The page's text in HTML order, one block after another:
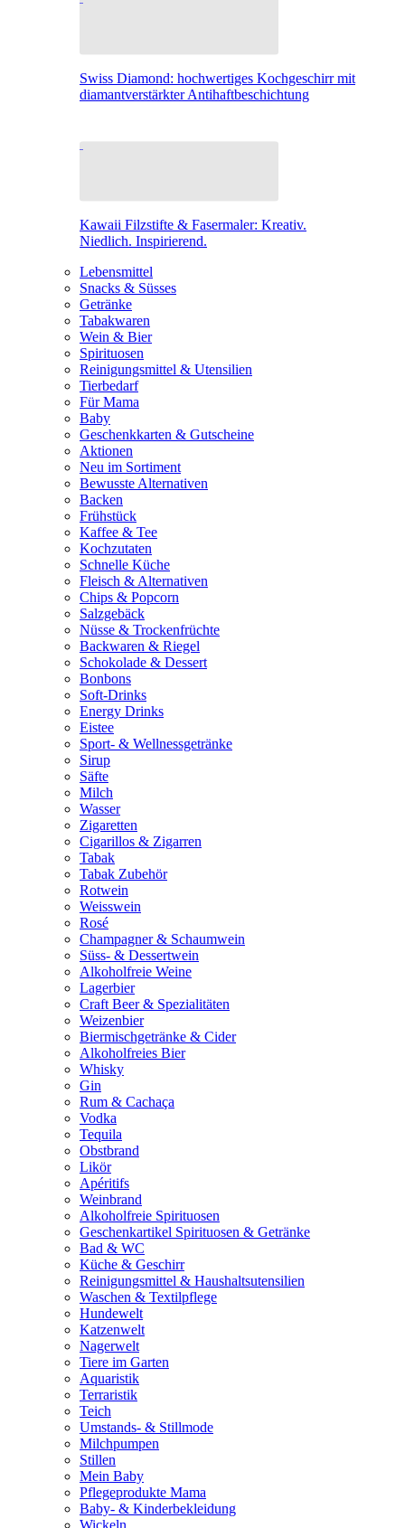
Swiss Diamond: hochwertiges Kochgeschirr mit
diamantverstärkter Antihaftbeschichtung
Kawaii Filzstifte & Fasermaler: Kreativ.
Niedlich. Inspirierend.
Lebensmittel
Snacks & Süsses
Getränke
Tabakwaren
Wein & Bier
Spirituosen
Reinigungsmittel & Utensilien
Tierbedarf
Für Mama
Baby
Geschenkkarten & Gutscheine
Aktionen
Neu im Sortiment
Bewusste Alternativen
Backen
Frühstück
Kaffee & Tee
Kochzutaten
Schnelle Küche
Fleisch & Alternativen
Chips & Popcorn
Salzgebäck
Nüsse & Trockenfrüchte
Backwaren & Riegel
Schokolade & Dessert
Bonbons
Soft-Drinks
Energy Drinks
Eistee
Sport- & Wellnessgetränke
Sirup
Säfte
Milch
Wasser
Zigaretten
Cigarillos & Zigarren
Tabak
Tabak Zubehör
Rotwein
Weisswein
Rosé
Champagner & Schaumwein
Süss- & Dessertwein
Alkoholfreie Weine
Lagerbier
Craft Beer & Spezialitäten
Weizenbier
Biermischgetränke & Cider
Alkoholfreies Bier
Whisky
Gin
Rum & Cachaça
Vodka
Tequila
Obstbrand
Likör
Apéritifs
Weinbrand
Alkoholfreie Spirituosen
Geschenkartikel Spirituosen & Getränke
Bad & WC
Küche & Geschirr
Reinigungsmittel & Haushaltsutensilien
Waschen & Textilpflege
Hundewelt
Katzenwelt
Nagerwelt
Tiere im Garten
Aquaristik
Terraristik
Teich
Umstands- & Stillmode
Milchpumpen
Stillen
Mein Baby
Pflegeprodukte Mama
Baby- & Kinderbekleidung
Wickeln